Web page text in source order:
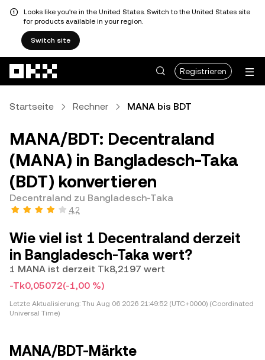
Looks like you're in the United States. Switch to the United States site
for products available in your region.
Switch site
Registrieren
Startseite Rechner MANA bis BDT
MANA/BDT: Decentraland
(MANA) in Bangladesch-Taka
(BDT) konvertieren
Decentraland zu Bangladesch-Taka
4,2
Wie viel ist 1 Decentraland derzeit
in Bangladesch-Taka wert?
1 MANA ist derzeit Tk8,2197 wert
-Tk0,05072(-1,00 %)
Letzte Aktualisierung: Thu Aug 06 2026 21:49:52 (UTC+0000) (Coordinated
Universal Time)
MANA/BDT-Märkte